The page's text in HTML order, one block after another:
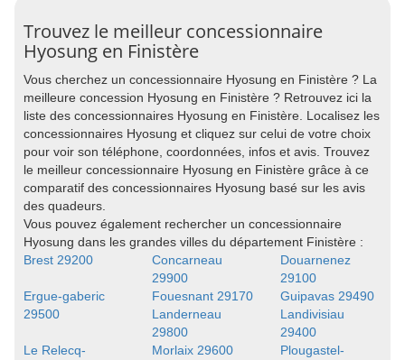
Trouvez le meilleur concessionnaire
Hyosung en Finistère
Vous cherchez un concessionnaire Hyosung en Finistère ? La
meilleure concession Hyosung en Finistère ? Retrouvez ici la
liste des concessionnaires Hyosung en Finistère. Localisez les
concessionnaires Hyosung et cliquez sur celui de votre choix
pour voir son téléphone, coordonnées, infos et avis. Trouvez
le meilleur concessionnaire Hyosung en Finistère grâce à ce
comparatif des concessionnaires Hyosung basé sur les avis
des quadeurs.
Vous pouvez également rechercher un concessionnaire
Hyosung dans les grandes villes du département Finistère :
Brest 29200
Concarneau
29900
Douarnenez
29100
Ergue-gaberic
29500
Fouesnant 29170
Guipavas 29490
Landerneau
29800
Landivisiau
29400
Le Relecq-
Morlaix 29600
Plougastel-